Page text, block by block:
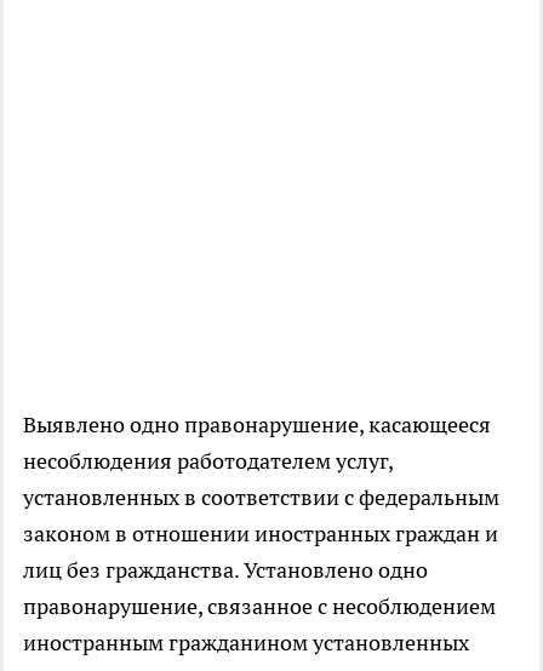
Выявлено одно правонарушение, касающееся
несоблюдения работодателем услуг,
установленных в соответствии с федеральным
законом в отношении иностранных граждан и
лиц без гражданства. Установлено одно
правонарушение, связанное с несоблюдением
иностранным гражданином установленных